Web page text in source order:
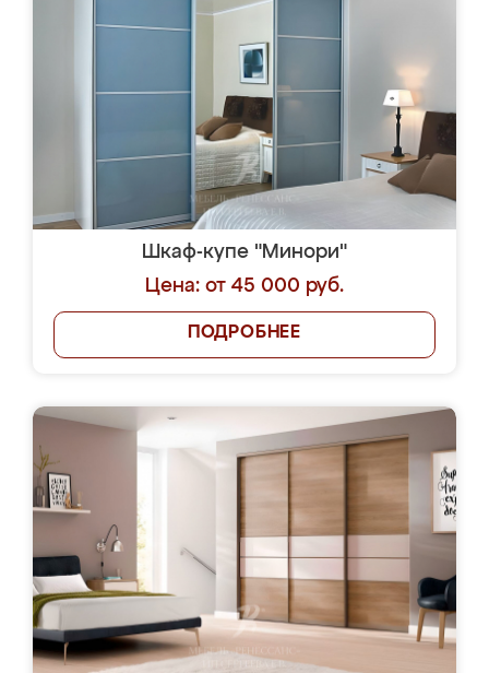
Шкаф-купе "Минори"
Цена: от 45 000 руб.
ПОДРОБНЕЕ